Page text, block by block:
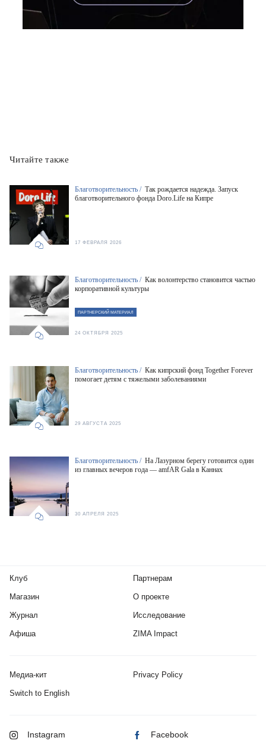
Читайте также
Благотворительность / Так рождается надежда. Запуск
благотворительного фонда Doro.Life на Кипре
17 ФЕВРАЛЯ 2026
Благотворительность / Как волонтерство становится частью
корпоративной культуры
ПАРТНЕРСКИЙ МАТЕРИАЛ
24 ОКТЯБРЯ 2025
Благотворительность / Как кипрский фонд Together Forever
помогает детям с тяжелыми заболеваниями
29 АВГУСТА 2025
Благотворительность / На Лазурном берегу готовится один
из главных вечеров года — amfAR Gala в Каннах
30 АПРЕЛЯ 2025
Клуб
Магазин
Журнал
Афиша
Партнерам
О проекте
Исследование
ZIMA Impact
Медиа-кит Privacy Policy
Switch to English
Instagram Facebook